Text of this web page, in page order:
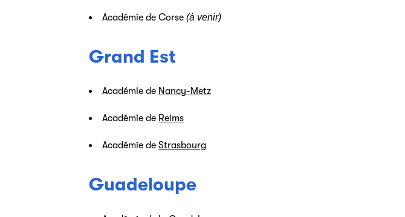
Académie de Corse (à venir)
Grand Est
Académie de Nancy-Metz
Académie de Reims
Académie de Strasbourg
Guadeloupe